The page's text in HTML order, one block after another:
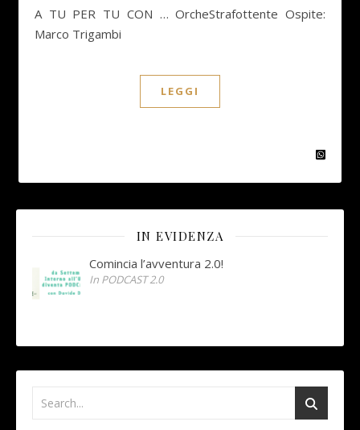
A TU PER TU CON … OrcheStrafottente Ospite:
Marco Trigambi
LEGGI
IN EVIDENZA
Comincia l’avventura 2.0!
In PODCAST 2.0